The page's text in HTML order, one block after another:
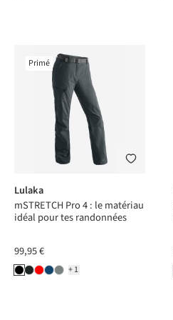
Primé
+1
Lulaka
mSTRETCH Pro 4 : le matériau
idéal pour tes randonnées
99,95 €